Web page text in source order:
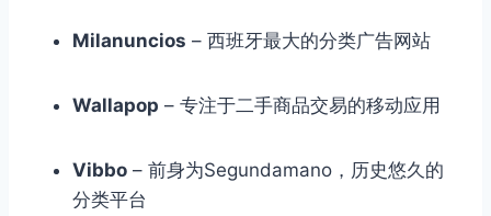
Milanuncios – 西班牙最大的分类广告网站
Wallapop – 专注于二手商品交易的移动应用
Vibbo – 前身为Segundamano，历史悠久的
分类平台